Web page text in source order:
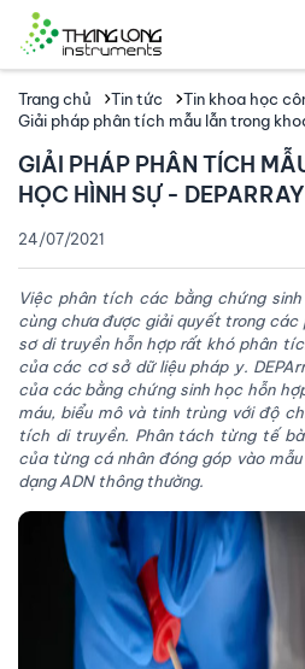
Trang chủ Tin tức
Tin khoa học
Giải pháp phân tích mẫu lẫn trong
GIẢI PHÁP PHÂN TÍCH
HỌC HÌNH SỰ - DEPARRAY
24/07/2021
Việc phân tích các bằng chứng
cùng chưa được giải quyết trong các
sơ di truyền hỗn hợp rất khó phân
của các cơ sở dữ liệu pháp y.
của các bằng chứng sinh học hỗn
máu, biểu mô và tinh trùng với độ
tích di truyền. Phân tách từng tế
của từng cá nhân đóng góp vào
dạng ADN thông thường.